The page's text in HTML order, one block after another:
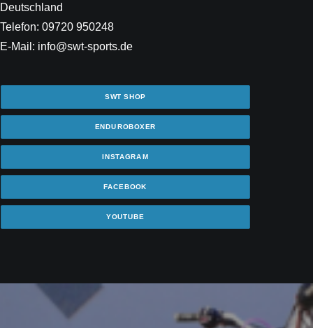
Deutschland
Telefon: 09720 950248
E-Mail: info@swt-sports.de
SWT SHOP
ENDUROBOXER
INSTAGRAM
FACEBOOK
YOUTUBE